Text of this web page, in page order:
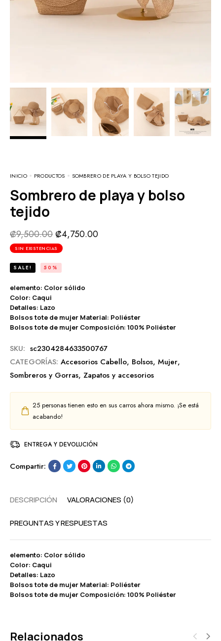
INICIO PRODUCTOS SOMBRERO DE PLAYA Y BOLSO TEJIDO
Sombrero de playa y bolso
tejido
₡9,500.00 ₡4,750.00
SIN EXISTENCIAS
SALE! 50%
elemento: Color sólido
Color: Caqui
Detalles: Lazo
Bolsos tote de mujer Material: Poliéster
Bolsos tote de mujer Composición: 100% Poliéster
SKU: sc2304284633500767
CATEGORÍAS: Accesorios Cabello, Bolsos, Mujer,
Sombreros y Gorras, Zapatos y accesorios
25 personas tienen esto en sus carros ahora mismo. ¡Se está
acabando!
ENTREGA Y DEVOLUCIÓN
Compartir:
DESCRIPCIÓN VALORACIONES (0)
PREGUNTAS Y RESPUESTAS
elemento: Color sólido
Color: Caqui
Detalles: Lazo
Bolsos tote de mujer Material: Poliéster
Bolsos tote de mujer Composición: 100% Poliéster
Relacionados